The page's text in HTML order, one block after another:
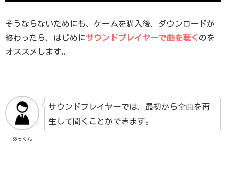
そうならないためにも、ゲームを購入後、ダウンロードが
終わったら、はじめにサウンドプレイヤーで曲を聴く のを
オススメします。
あっくん
サウンドプレイヤーでは、最初から全曲を再
生して聞くことができます。